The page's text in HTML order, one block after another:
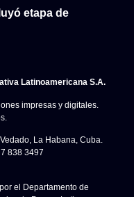
etapa de
Latinoamericana S.A.
impresas y digitales.
La Habana, Cuba.
838 3497
el Departamento de